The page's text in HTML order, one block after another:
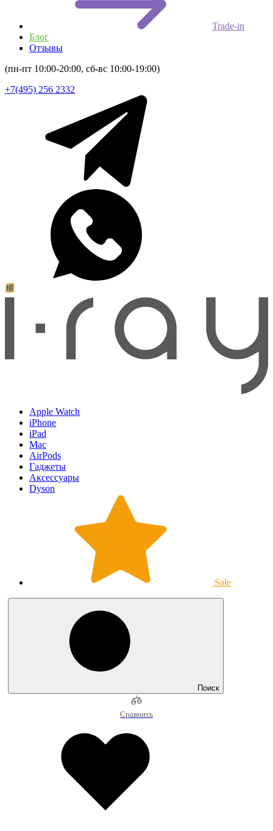
Trade-in
Блог
Отзывы
(пн-пт 10:00-20:00, сб-вс 10:00-19:00)
+7(495) 256 2332
Apple Watch
iPhone
iPad
Mac
AirPods
Гаджеты
Аксессуары
Dyson
Sale
Поиск
Сравнить